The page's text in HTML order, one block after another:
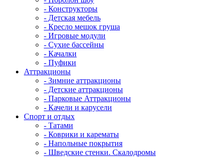
- Конструкторы
- Детская мебель
- Кресло мешок груша
- Игровые модули
- Сухие бассейны
- Качалки
- Пуфики
Аттракционы
- Зимние аттракционы
- Детские аттракционы
- Парковые Аттракционы
- Качели и карусели
Спорт и отдых
- Татами
- Коврики и карематы
- Напольные покрытия
- Шведские стенки. Скалодромы